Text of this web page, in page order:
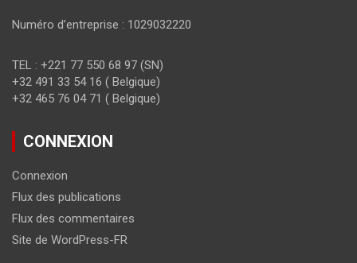
Numéro d’entreprise : 1029032220
TEL : +221 77 550 68 97 (SN)
+32 491 33 54 16 ( Belgique)
+32 465 76 04 71 ( Belgique)
CONNEXION
Connexion
Flux des publications
Flux des commentaires
Site de WordPress-FR